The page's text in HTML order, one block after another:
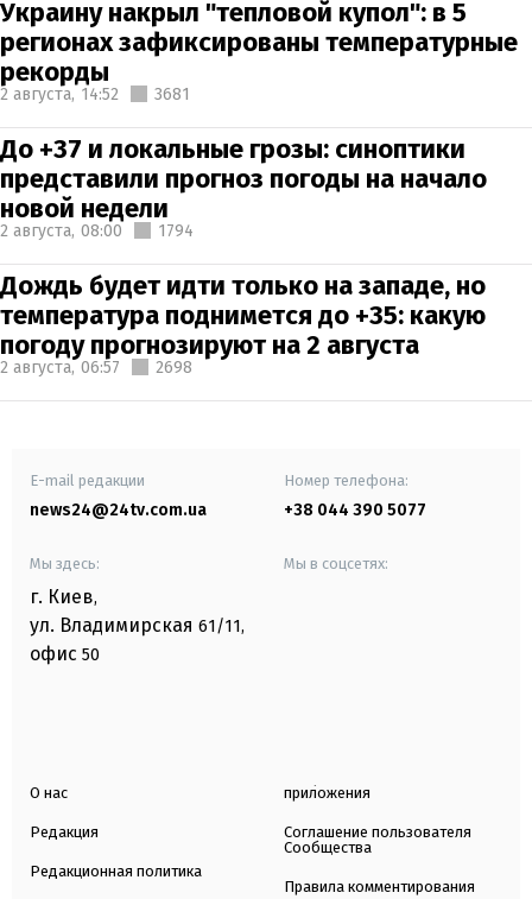
Украину накрыл "тепловой купол": в 5
регионах зафиксированы температурные
рекорды
2 августа, 14:52 3681
До +37 и локальные грозы: синоптики
представили прогноз погоды на начало
новой недели
2 августа, 08:00 1794
Дождь будет идти только на западе, но
температура поднимется до +35: какую
погоду прогнозируют на 2 августа
2 августа, 06:57 2698
E-mail редакции
news24@24tv.com.ua
Номер телефона:
+38 044 390 5077
Мы здесь:
г. Киев,
ул. Владимирская 61/11,
офис 50
Мы в соцсетях:
О нас
Редакция
Редакционная политика
приложения
Соглашение пользователя
Сообщества
Правила комментирования